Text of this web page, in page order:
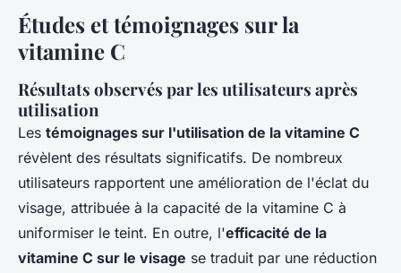
Études et témoignages sur la
vitamine C
Résultats observés par les utilisateurs après
utilisation
Les témoignages sur l'utilisation de la vitamine C
révèlent des résultats significatifs. De nombreux
utilisateurs rapportent une amélioration de l'éclat du
visage, attribuée à la capacité de la vitamine C à
uniformiser le teint. En outre, l'efficacité de la
vitamine C sur le visage se traduit par une réduction